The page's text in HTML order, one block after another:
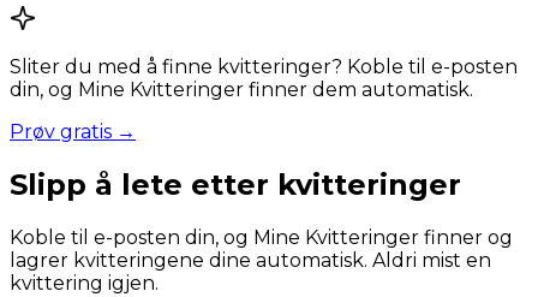
Sliter du med å finne kvitteringer? Koble til e-posten
din, og Mine Kvitteringer finner dem automatisk.
Prøv gratis →
Slipp å lete etter kvitteringer
Koble til e-posten din, og Mine Kvitteringer finner og
lagrer kvitteringene dine automatisk. Aldri mist en
kvittering igjen.